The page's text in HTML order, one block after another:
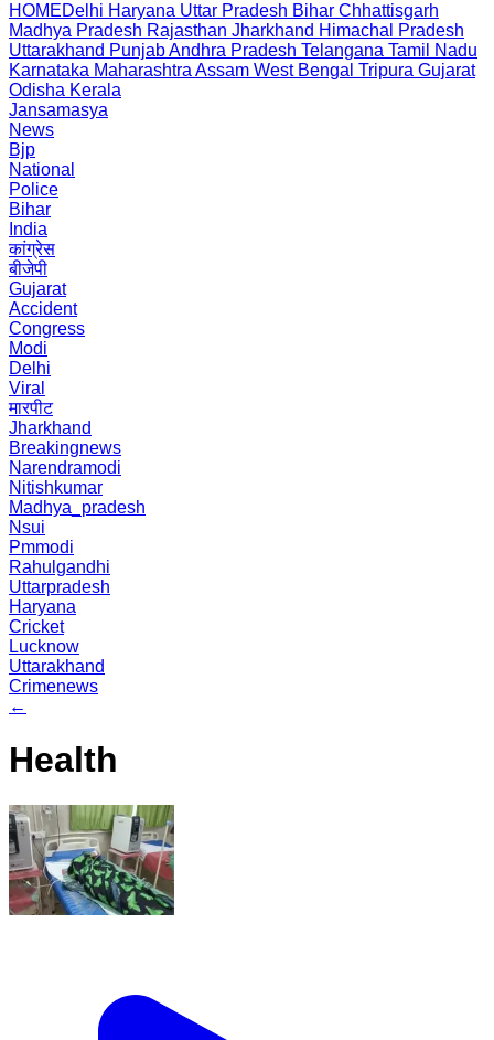
HOMEDelhi Haryana Uttar Pradesh Bihar Chhattisgarh
Madhya Pradesh Rajasthan Jharkhand Himachal Pradesh
Uttarakhand PunjabAndhra Pradesh Telangana Tamil Nadu
Karnataka Maharashtra Assam West Bengal Tripura Gujarat
Odisha Kerala
Jansamasya
News
Bjp
National
Police
Bihar
India
कांग्रेस
बीजेपी
Gujarat
Accident
Congress
Modi
Delhi
Viral
मारपीट
Jharkhand
Breakingnews
Narendramodi
Nitishkumar
Madhya_pradesh
Nsui
Pmmodi
Rahulgandhi
Uttarpradesh
Haryana
Cricket
Lucknow
Uttarakhand
Crimenews
←
Health